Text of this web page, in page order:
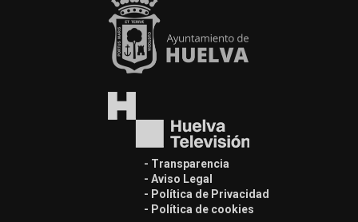
- Transparencia
- Aviso Legal
- Política de Privacidad
- Política de cookies